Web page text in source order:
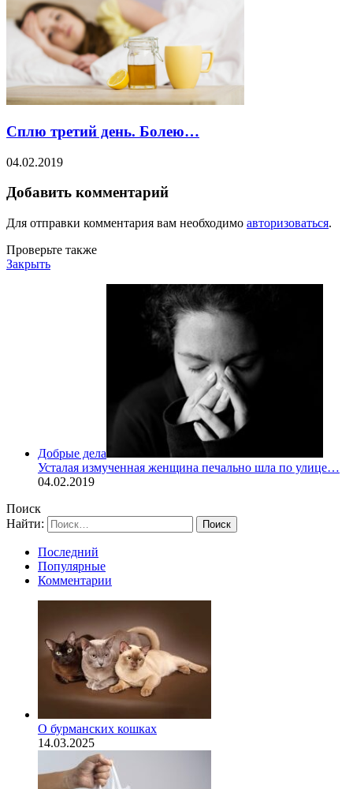
Сплю третий день. Болею…
04.02.2019
Добавить комментарий
Для отправки комментария вам необходимо авторизоваться.
Проверьте также
Закрыть
Добрые дела
Усталая измученная женщина печально шла по улице…
04.02.2019
Поиск
Найти:
Последний
Популярные
Комментарии
О бурманских кошках
14.03.2025